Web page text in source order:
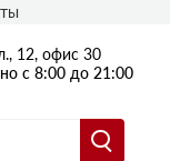
12, офис 30
с 8:00 до 21:00
Балкон
Эсктра